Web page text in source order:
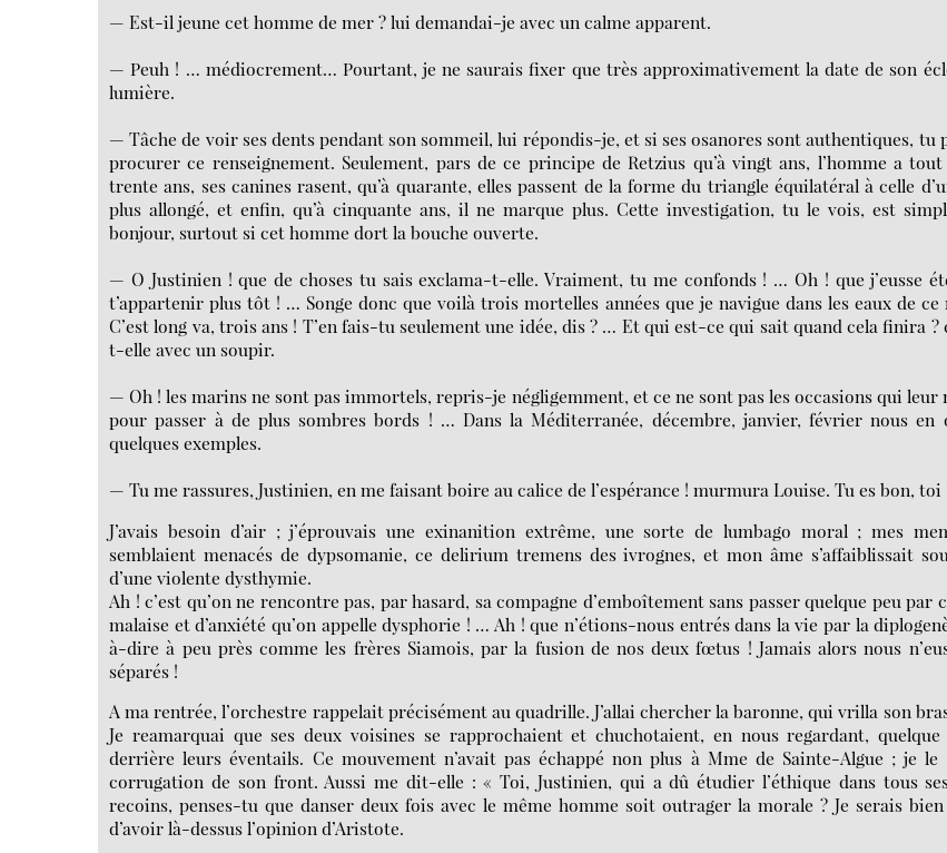
— Est-il jeune cet homme de mer ? lui demandai-je avec un calme apparent.
— Peuh ! … médiocrement… Pourtant, je ne saurais fixer que très approximativement la date de son
lumière.
— Tâche de voir ses dents pendant son sommeil, lui répondis-je, et si ses osanores sont authentiques, tu
procurer ce renseignement. Seulement, pars de ce principe de Retzius qu’à vingt ans, l’homme a tout
trente ans, ses canines rasent, qu’à quarante, elles passent de la forme du triangle équilatéral à celle
plus allongé, et enfin, qu’à cinquante ans, il ne marque plus. Cette investigation, tu le vois, est
bonjour, surtout si cet homme dort la bouche ouverte.
— O Justinien ! que de choses tu sais exclama-t-elle. Vraiment, tu me confonds ! … Oh ! que j’eusse
t’appartenir plus tôt ! … Songe donc que voilà trois mortelles années que je navigue dans les eaux de
C’est long va, trois ans ! T’en fais-tu seulement une idée, dis ? … Et qui est-ce qui sait quand cela finira
t-elle avec un soupir.
— Oh ! les marins ne sont pas immortels, repris-je négligemment, et ce ne sont pas les occasions qui leur
pour passer à de plus sombres bords ! … Dans la Méditerranée, décembre, janvier, février nous
quelques exemples.
— Tu me rassures, Justinien, en me faisant boire au calice de l’espérance ! murmura Louise. Tu es bon, toi
J’avais besoin d’air ; j’éprouvais une exinanition extrême, une sorte de lumbago moral ; mes
semblaient menacés de dypsomanie, ce delirium tremens des ivrognes, et mon âme s’affaiblissait
d’une violente dysthymie.
Ah ! c’est qu’on ne rencontre pas, par hasard, sa compagne d’emboîtement sans passer quelque peu par
malaise et d’anxiété qu’on appelle dysphorie ! … Ah ! que n’étions-nous entrés dans la vie par la
à-dire à peu près comme les frères Siamois, par la fusion de nos deux fœtus ! Jamais alors nous
séparés !
A ma rentrée, l’orchestre rappelait précisément au quadrille. J’allai chercher la baronne, qui vrilla son
Je reamarquai que ses deux voisines se rapprochaient et chuchotaient, en nous regardant, quelque
derrière leurs éventails. Ce mouvement n’avait pas échappé non plus à Mme de Sainte-Algue ; je le
corrugation de son front. Aussi me dit-elle : « Toi, Justinien, qui a dû étudier l’éthique dans tous
recoins, penses-tu que danser deux fois avec le même homme soit outrager la morale ? Je serais bien
d’avoir là-dessus l’opinion d’Aristote.